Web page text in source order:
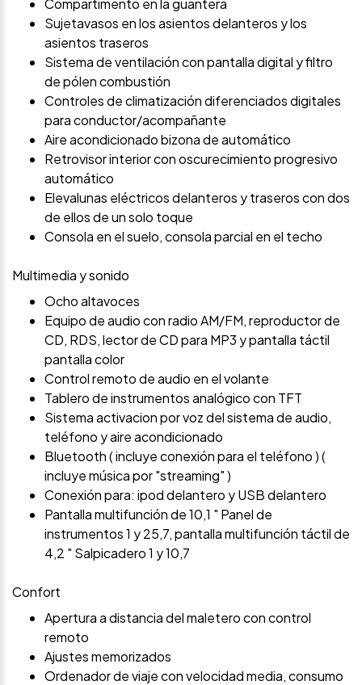
Compartimento en la guantera
Sujetavasos en los asientos delanteros y los
asientos traseros
Sistema de ventilación con pantalla digital y filtro
de pólen combustión
Controles de climatización diferenciados digitales
para conductor/acompañante
Aire acondicionado bizona de automático
Retrovisor interior con oscurecimiento progresivo
automático
Elevalunas eléctricos delanteros y traseros con dos
de ellos de un solo toque
Consola en el suelo, consola parcial en el techo
Multimedia y sonido
Ocho altavoces
Equipo de audio con radio AM/FM, reproductor de
CD, RDS, lector de CD para MP3 y pantalla táctil
pantalla color
Control remoto de audio en el volante
Tablero de instrumentos analógico con TFT
Sistema activacion por voz del sistema de audio,
teléfono y aire acondicionado
Bluetooth ( incluye conexión para el teléfono ) (
incluye música por "streaming" )
Conexión para: ipod delantero y USB delantero
Pantalla multifunción de 10,1 " Panel de
instrumentos 1 y 25,7, pantalla multifunción táctil de
4,2 " Salpicadero 1 y 10,7
Confort
Apertura a distancia del maletero con control
remoto
Ajustes memorizados
Ordenador de viaje con velocidad media, consumo